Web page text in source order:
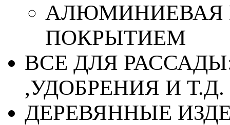
АЛЮМИНИЕВАЯ
ПОКРЫТИЕМ
ВСЕ ДЛЯ
,УДОБРЕНИЯ И Т.Д.
ДЕРЕВЯННЫЕ